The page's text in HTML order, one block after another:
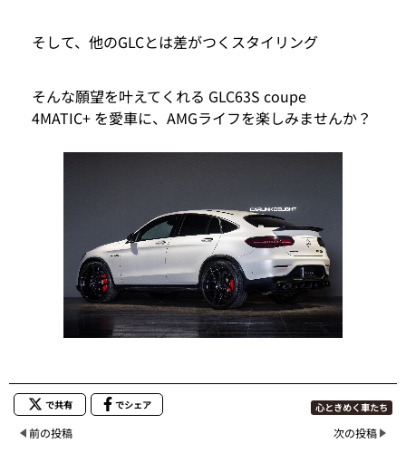
そして、他のGLCとは差がつくスタイリング
そんな願望を叶えてくれる GLC63S coupe
4MATIC+ を愛車に、AMGライフを楽しみませんか？
で共有 でシェア 心ときめく車たち
前の投稿 次の投稿